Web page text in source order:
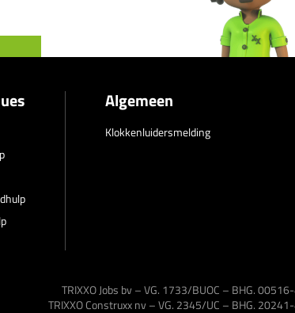
Algemeen
Klokkenluidersmelding
TRIXXO Jobs bv – VG. 1733/BUOC – BHG.
TRIXXO Construxx nv – VG. 2345/UC – BHG.